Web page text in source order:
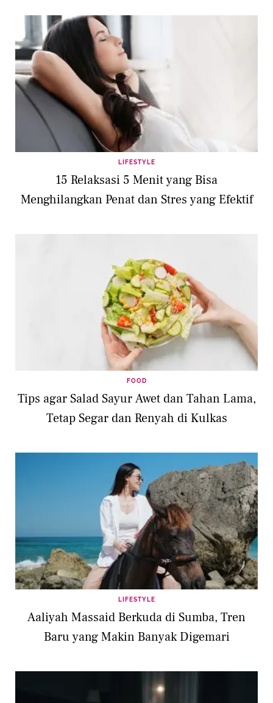
LIFESTYLE
15 Relaksasi 5 Menit yang Bisa
Menghilangkan Penat dan Stres yang Efektif
FOOD
Tips agar Salad Sayur Awet dan Tahan Lama,
Tetap Segar dan Renyah di Kulkas
LIFESTYLE
Aaliyah Massaid Berkuda di Sumba, Tren
Baru yang Makin Banyak Digemari